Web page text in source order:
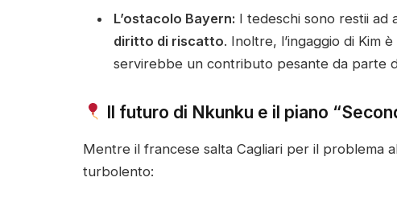
L’ostacolo Bayern: I tedeschi sono restii ad
diritto di riscatto. Inoltre, l’ingaggio di Kim
servirebbe un contributo pesante da parte
Il futuro di Nkunku e il piano
Mentre il francese salta Cagliari per il problema
turbolento: